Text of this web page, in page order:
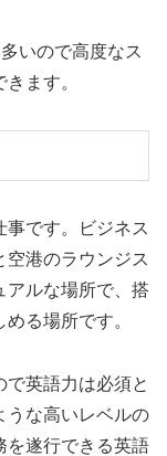
いので高度なス
ます。
事です。ビジネス
空港のラウンジス
アルな場所で、搭
る場所です。
英語力は必須と
うな高いレベルの
を遂行できる英語